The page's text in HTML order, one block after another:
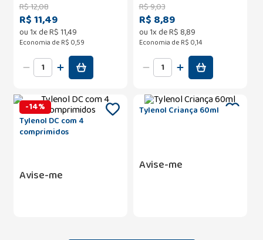
R$12,08
R$ 11,49
ou1x deR$11,49
Economia de R$ 0,59
R$9,03
R$ 8,89
ou1x deR$8,89
Economia de R$ 0,14
-14%
Tylenol DC com 4
comprimidos
Avise-me
Tylenol Criança 60ml
Avise-me